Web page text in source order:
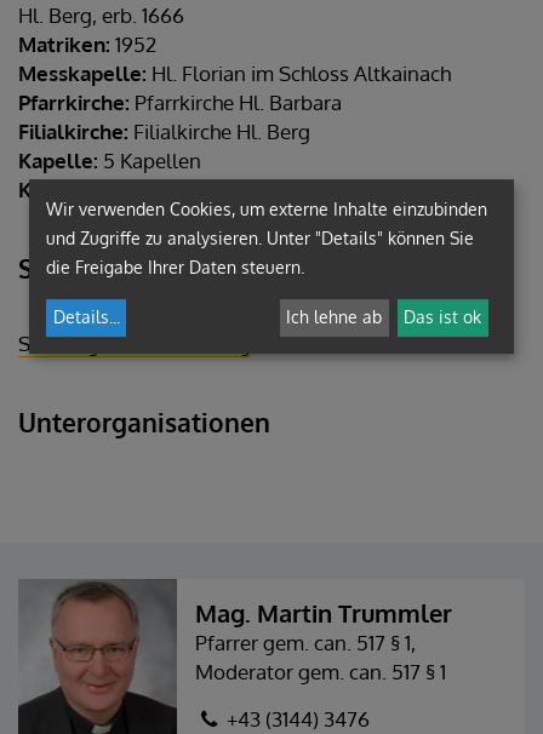
Hl. Berg, erb. 1666
Matriken: 1952
Messkapelle: Hl. Florian im Schloss Altkainach
Pfarrkirche: Pfarrkirche Hl. Barbara
Filialkirche: Filialkirche Hl. Berg
Kapelle: 5 Kapellen
Kapelle:
Seelsorgeraum
Seelsorgeraum Voitsberg
Unterorganisationen
Mag. Martin Trummler
Pfarrer gem. can. 517 § 1,
Moderator gem. can. 517 § 1
+43 (3144) 3476
Wir verwenden Cookies, um externe Inhalte einzubinden
und Zugriffe zu analysieren. Unter "Details" können Sie
die Freigabe Ihrer Daten steuern.
Details Ich lehne ab Das ist ok